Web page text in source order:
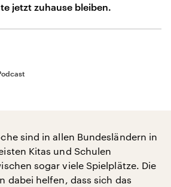
jetzt zuhause bleiben.
sind in allen Bundesländern in
Kitas und Schulen
sogar viele Spielplätze. Die
dabei helfen, dass sich das